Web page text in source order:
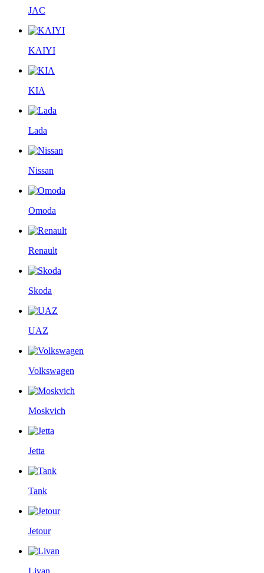
JAC
KAIYI
KIA
Lada
Nissan
Omoda
Renault
Skoda
UAZ
Volkswagen
Moskvich
Jetta
Tank
Jetour
Livan